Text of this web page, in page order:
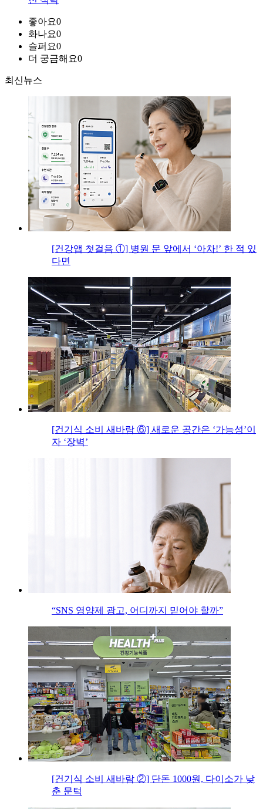
좋아요0
화나요0
슬퍼요0
더 궁금해요0
최신뉴스
[건강앱 첫걸음 ①] 병원 문 앞에서 ‘아차!’ 한 적 있
다면
[건기식 소비 새바람 ⑥] 새로운 공간은 ‘가능성’이
자 ‘장벽’
“SNS 영양제 광고, 어디까지 믿어야 할까”
[건기식 소비 새바람 ②] 단돈 1000원, 다이소가 낮
춘 문턱